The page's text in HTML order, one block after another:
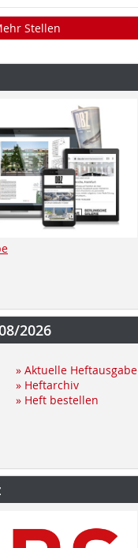
Stellen
2026
» Aktuelle Heftausgabe
» Heftarchiv
» Heft bestellen